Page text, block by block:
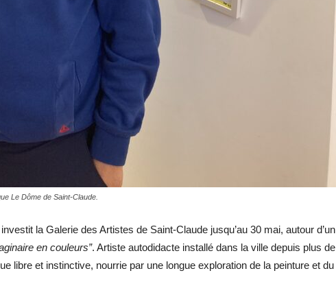
Le Dôme de Saint-Claude.
la Galerie des Artistes de Saint-Claude jusqu’au 30 mai, autour d’un
en couleurs”. Artiste autodidacte installé dans la ville depuis plus de
libre et instinctive, nourrie par une longue exploration de la peinture et du